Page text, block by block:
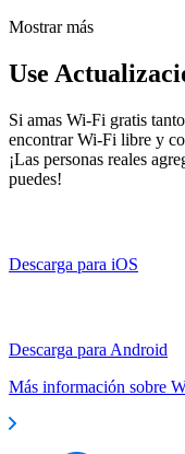
Mostrar más
Use
Si amas Wi-Fi gratis
encontrar Wi-Fi libre y
¡Las personas reales
puedes!
Descarga para iOS
Descarga para Android
Más información sobre